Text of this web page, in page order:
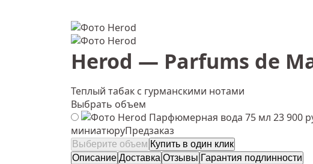
Herod — Parfums de
Теплый табак с гурманскими нотами
Выбрать объем
Парфюмерная вода 75 мл 23 900
миниатюруПредзаказ
Выберите объем Купить в один клик
Описание Доставка Отзывы Гарантия подлинности